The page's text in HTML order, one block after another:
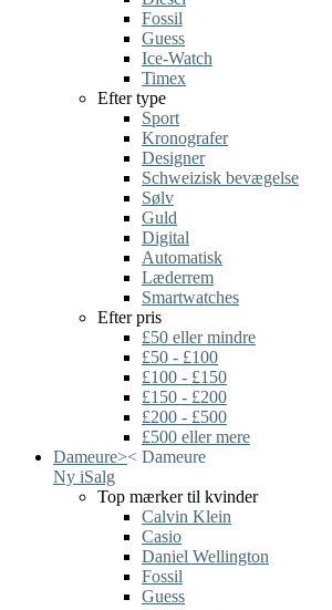
Fossil
Guess
Ice-Watch
Timex
Efter type
Sport
Kronografer
Designer
Schweizisk bevægelse
Sølv
Guld
Digital
Automatisk
Læderrem
Smartwatches
Efter pris
£50 eller mindre
£50 - £100
£100 - £150
£150 - £200
£200 - £500
£500 eller mere
Dameure>< Dameure
Ny iSalg
Top mærker til kvinder
Calvin Klein
Casio
Daniel Wellington
Fossil
Guess